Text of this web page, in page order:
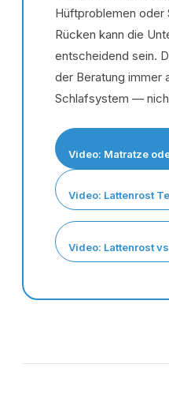
Hüftproblemen oder
Rücken kann die
entscheidend sein.
der Beratung immer
Schlafsystem —
Video: Matratze
Video: Lattenrost
Video: Lattenrost